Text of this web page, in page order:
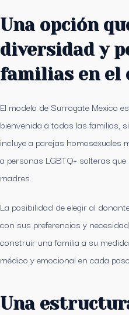
Una opción
diversidad y
familias en el
El modelo de Surrogate Mexico
bienvenida a todas las familias,
incluye a parejas homosexuales
a personas LGBTQ+ solteras
madres.
La posibilidad de elegir al
con sus preferencias y
construir una familia a su
médico y emocional en cada
Una